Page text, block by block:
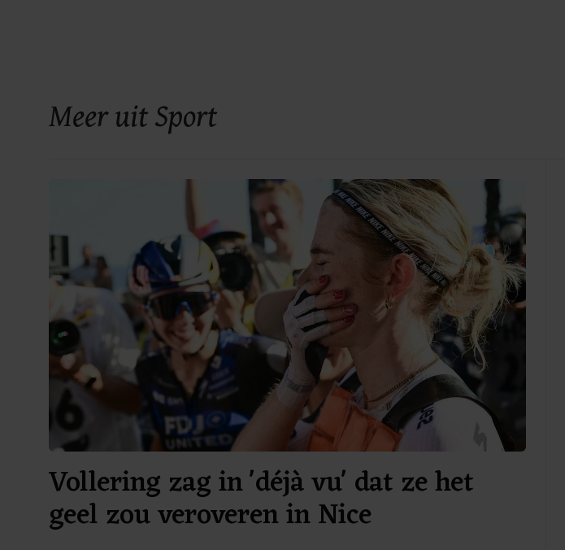
Meer uit Sport
Vollering zag in 'déjà vu' dat ze het
geel zou veroveren in Nice